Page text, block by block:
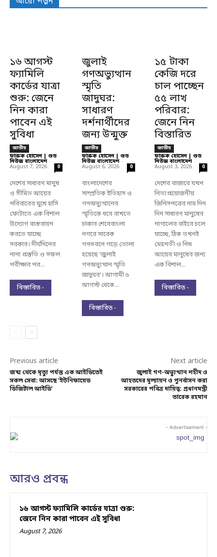
১৬ আগস্ট
ফ্যামিলি
কার্ডের যাত্রা
শুরু: জেনে
নিন কারা
পাবেন এই
সুবিধা
জাতীয়
ফারুক হোসেন | গুড
নিউজ বাংলাদেশ -
August 7, 2026 0
দেশের সাধারণ মানুষ
ও সীমিত আয়ের
পরিবারের মুখে হাসি
ফোটাতে এক বিশাল
উদ্যোগ বাস্তবায়ন
করতে যাচ্ছে
সরকার। দীর্ঘদিনের
নানা প্রস্তুতি ও সফল
পরীক্ষার পর...
বিস্তারিত -
জুলাই
গণঅভ্যুত্থান
স্মৃতি
জাদুঘর:
সাধারণ
দর্শনার্থীদের
জন্য উন্মুক্ত
জাতীয়
ফারুক হোসেন | গুড
নিউজ বাংলাদেশ -
August 6, 2026 0
বাংলাদেশের
সাম্প্রতিক ইতিহাস ও
গণঅভ্যুত্থানের
স্মৃতিকে ধরে রাখতে
ঢাকার শেরেবাংলা
নগরে সাবেক
গণভবনে গড়ে তোলা
হয়েছে ‘জুলাই
গণঅভ্যুত্থান স্মৃতি
জাদুঘর’। আগামী ৬
আগস্ট থেকে...
বিস্তারিত -
১৫ টাকা
কেজি দরে
চাল পাচ্ছেন
৫৫ লাখ
পরিবার:
জেনে নিন
বিস্তারিত
জাতীয়
ফারুক হোসেন | গুড
নিউজ বাংলাদেশ -
August 3, 2026 0
দেশের বাজারে যখন
নিত্যপ্রয়োজনীয়
জিনিসপত্রের দাম দিন
দিন সাধারণ মানুষের
নাগালের বাইরে চলে
যাচ্ছে, ঠিক তখনই
মেহনতী ও নিম্ন
আয়ের মানুষের জন্য
এক বিশাল...
বিস্তারিত -
Previous article
জন্ম থেকে মৃত্যু পর্যন্ত এক আইডিতেই
সকল সেবা: আসছে ‘ইউনিফায়েড
ডিজিটাল আইডি’
Next article
জুলাই গণ-অভ্যুত্থান শহীদ ও
আহতদের মূল্যায়ন ও পুনর্বাসন করা
সরকারের পবিত্র দায়িত্ব: প্রধানমন্ত্রী
তারেক রহমান
- Advertisement -
আরও প্রবন্ধ
১৬ আগস্ট ফ্যামিলি কার্ডের যাত্রা শুরু:
জেনে নিন কারা পাবেন এই সুবিধা
August 7, 2026